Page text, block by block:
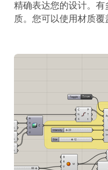
精确表达您的设计。有
质。您可以使用材质覆